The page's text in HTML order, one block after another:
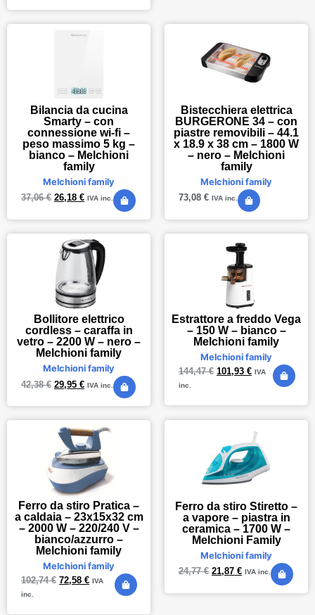
Bilancia da cucina
Smarty – con
connessione wi-fi –
peso massimo 5 kg –
bianco – Melchioni
family
Melchioni family
37,06€ 26,18 € IVA inc.
Bistecchiera elettrica
BURGERONE 34 – con
piastre removibili – 44.1
x 18.9 x 38 cm – 1800 W
– nero – Melchioni
family
Melchioni family
73,08 € IVA inc.
Bollitore elettrico
cordless – caraffa in
vetro – 2200 W – nero –
Melchioni family
Melchioni family
42,38€ 29,95 € IVA inc.
Estrattore a freddo Vega
– 150 W – bianco –
Melchioni family
Melchioni family
144,47€ 101,93 € IVA
inc.
Ferro da stiro Pratica –
a caldaia – 23x15x32 cm
– 2000 W – 220/240 V –
bianco/azzurro –
Melchioni family
Melchioni family
102,74€ 72,58 €
IVA
inc.
Ferro da stiro Stiretto –
a vapore – piastra in
ceramica – 1700 W –
Melchioni Family
Melchioni family
24,77€ 21,87 € IVA inc.